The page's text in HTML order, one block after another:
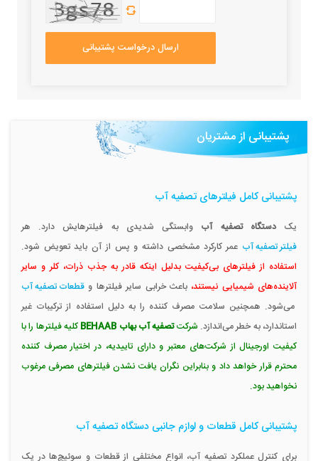
ارسال درخواست پشتیبانی
پشتیبانی از مشتریان
پشتیبانی کامل فیلترهای تصفیه آب
یکدستگاه تصفیه آب وابستگی شدیدی به فیلترهایش دارد. هر
فیلتر تصفیه آب عمر کارکرد مشخصی داشته و پس از آن باید تعویض شود.
استفاده از فیلترهای بی‌کیفیت بدلیل اینکه قادر به جذب ذرات، کلر و سایر
آلاینده‌های شیمیایی نیستند،باعث خرابی سایر فیلترها و قطعات تصفیه آب
می‌شود. همچنین سلامت مصرف کننده را به دلیل استفاده از ترکیبات غیر
استاندارد، به خطر می‌اندازد. شرکتتصفیه آب بهاب BEHAAB
کلیه فیلترها را با
کیفیت اورجینال از شرکت‌های معتبر و دارای تاییدیه، در اختیار مصرف کننده
محترم قرار خواهد داد و بنابراین نگران یافت نشدن فیلترهای مصرفی مرغوب
نخواهید بود.
پشتیبانی کامل قطعات و لوازم جانبی دستگاه تصفیه آب
برای کنترل عملکرد تصفیه آب، انواع مختلفی از قطعات و سوئیچ‌ها در یک